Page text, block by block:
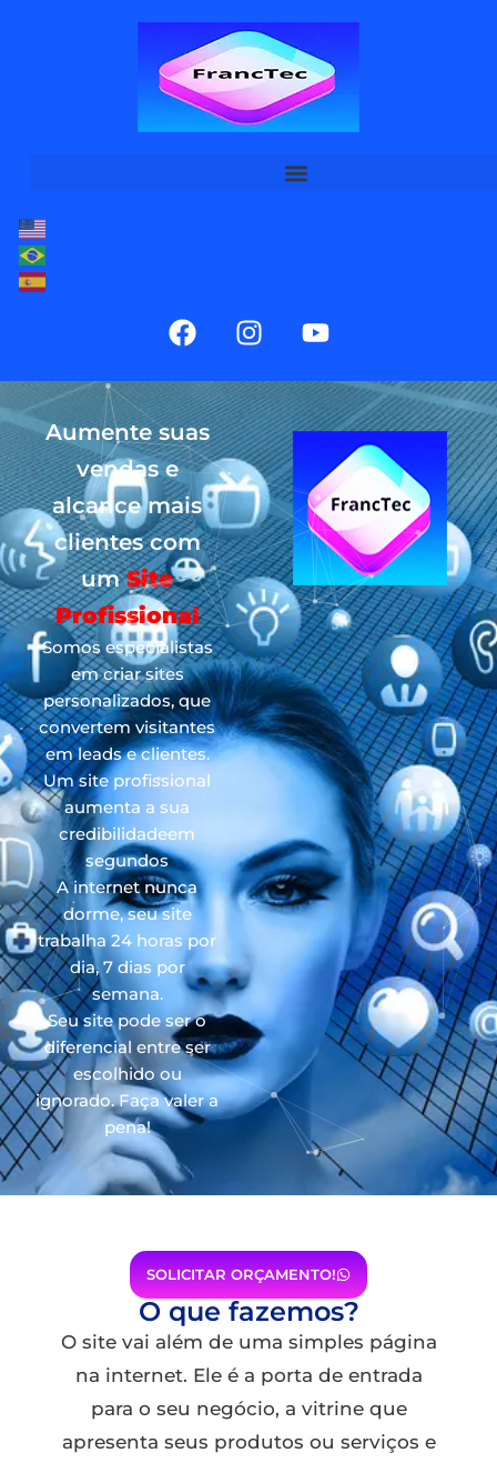
Aumente suas
vendas e
alcance mais
clientes com
umSite
Profissional
Somos especialistas
em criar sites
personalizados, que
convertem visitantes
em leads e clientes.
Um site profissional
aumenta a sua
credibilidadeem
segundos
A internet nunca
dorme, seu site
trabalha 24 horas por
dia, 7 dias por
semana.
Seu site pode ser o
diferencial entre ser
escolhido ou
ignorado. Faça valer a
pena!
SOLICITAR ORÇAMENTO!
O que fazemos?
O site vai além de uma simples página
na internet. Ele é a porta de entrada
para o seu negócio, a vitrine que
apresenta seus produtos ou serviços e